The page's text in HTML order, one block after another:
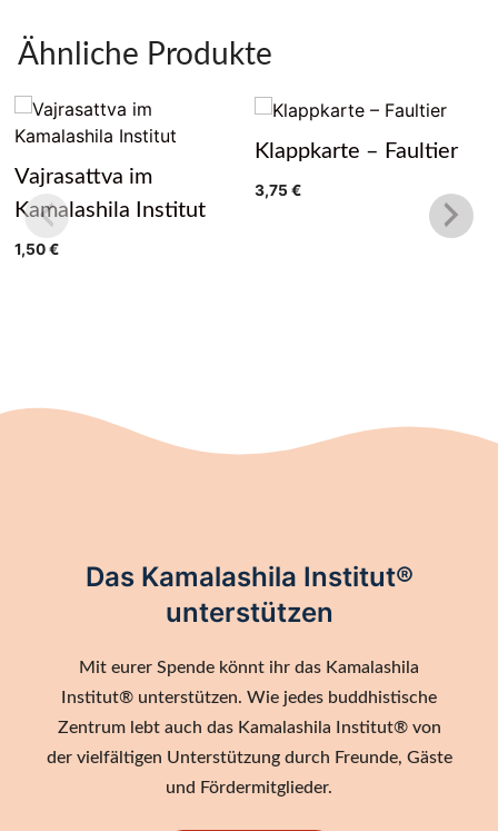
Ähnliche Produkte
Vajrasattva im
Kamalashila Institut
1,50€
Klappkarte – Faultier
3,75€
Das Kamalashila Institut®
unterstützen
Mit eurer Spende könnt ihr das Kamalashila
Institut® unterstützen. Wie jedes buddhistische
Zentrum lebt auch das Kamalashila Institut® von
der vielfältigen Unterstützung durch Freunde, Gäste
und Fördermitglieder.